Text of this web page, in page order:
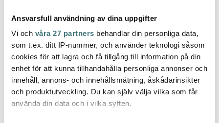
Ansvarsfull användning av dina uppgifter
Vi och våra 27 partners behandlar din personliga data,
som t.ex. ditt IP-nummer, och använder teknologi såsom
cookies för att lagra och få tillgång till information på din
enhet för att kunna tillhandahålla personliga annonser och
innehåll, annons- och innehållsmätning, åskådarinsikter
och produktutveckling. Du kan själv välja vilka som får
använda din data och i vilka syften.
Mingle
Kökstermometer digital
Svart
209 kr 279 kr
Stiernholm
Drink Collection
champagnestopp svart
87 kr
Jonas